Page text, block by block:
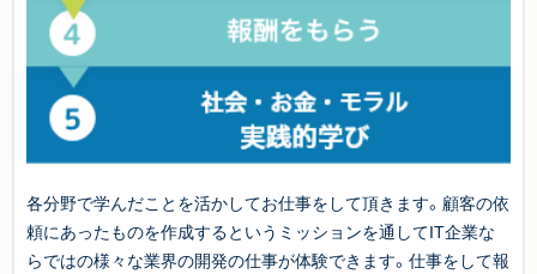
各分野で学んだことを活かしてお仕事をして頂きます。顧客の依
頼にあったものを作成するというミッションを通してIT企業な
らではの様々な業界の開発の仕事が体験できます。仕事をして報